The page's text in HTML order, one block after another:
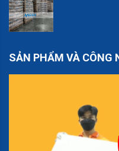
SẢN PHẨM VÀ CÔNG